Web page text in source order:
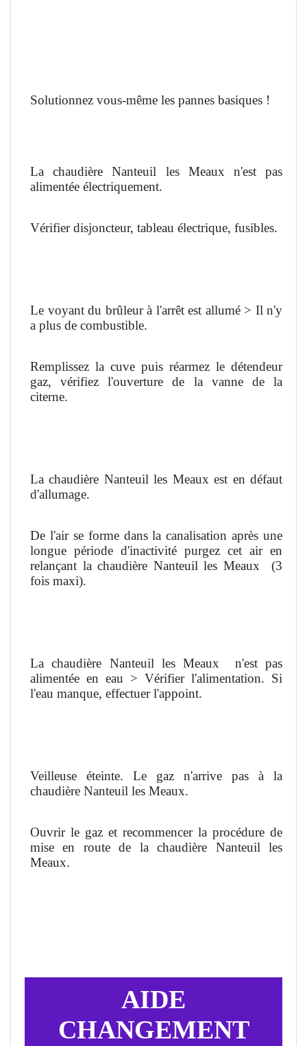
Solutionnez vous-même les pannes basiques !
La chaudière Nanteuil les Meaux n'est pas
alimentée électriquement.
Vérifier disjoncteur, tableau électrique, fusibles.
Le voyant du brûleur à l'arrêt est allumé > Il n'y
a plus de combustible.
Remplissez la cuve puis réarmez le détendeur
gaz, vérifiez l'ouverture de la vanne de la
citerne.
La chaudière Nanteuil les Meaux est en défaut
d'allumage.
De l'air se forme dans la canalisation après une
longue période d'inactivité purgez cet air en
relançant la chaudière Nanteuil les Meaux
(3
fois maxi).
La chaudière Nanteuil les Meaux
n'est pas
alimentée en eau > Vérifier l'alimentation. Si
l'eau manque, effectuer l'appoint.
Veilleuse éteinte. Le gaz n'arrive pas à la
chaudière Nanteuil les Meaux.
Ouvrir le gaz et recommencer la procédure de
mise en route de la chaudière Nanteuil les
Meaux.
AIDE
CHANGEMENT